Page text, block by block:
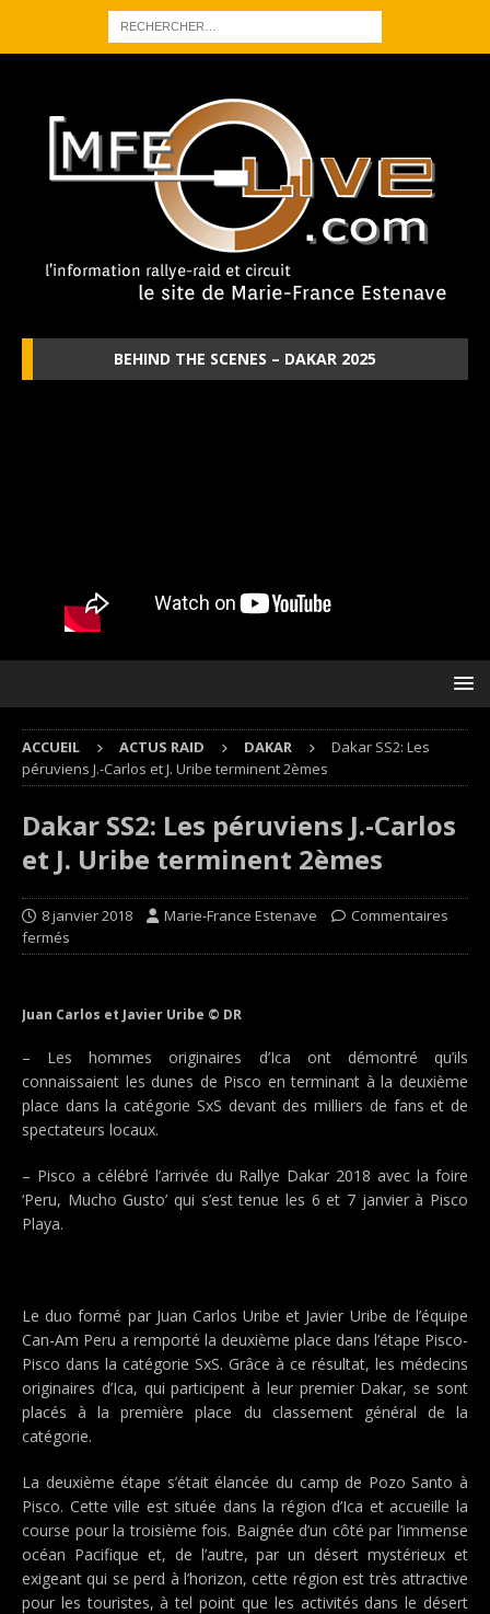
BEHIND THE SCENES – DAKAR 2025
ACCUEIL ACTUS RAID DAKAR
Dakar SS2: Les
péruviens J.-Carlos et J. Uribe terminent 2èmes
Dakar SS2: Les péruviens J.-Carlos
et J. Uribe terminent 2èmes
8 janvier 2018 Marie-France Estenave
Commentaires
fermés
Juan Carlos et Javier Uribe © DR
– Les hommes originaires d’Ica ont démontré qu’ils
connaissaient les dunes de Pisco en terminant à la deuxième
place dans la catégorie SxS devant des milliers de fans et de
spectateurs locaux.
– Pisco a célébré l’arrivée du Rallye Dakar 2018 avec la foire
‘Peru, Mucho Gusto’ qui s’est tenue les 6 et 7 janvier à Pisco
Playa.
Le duo formé par Juan Carlos Uribe et Javier Uribe de l’équipe
Can-Am Peru a remporté la deuxième place dans l’étape Pisco-
Pisco dans la catégorie SxS. Grâce à ce résultat, les médecins
originaires d’Ica, qui participent à leur premier Dakar, se sont
placés à la première place du classement général de la
catégorie.
La deuxième étape s’était élancée du camp de Pozo Santo à
Pisco. Cette ville est située dans la région d’Ica et accueille la
course pour la troisième fois. Baignée d’un côté par l’immense
océan Pacifique et, de l’autre, par un désert mystérieux et
exigeant qui se perd à l’horizon, cette région est très attractive
pour les touristes, à tel point que les activités dans le désert